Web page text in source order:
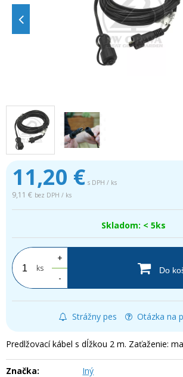
11,20 € s DPH / ks
9,11 € bez DPH / ks
Skladom: < 5ks
ks
+
-
Do
Strážny pes Otázka na
Predlžovací kábel s dĺžkou 2 m. Zaťaženie:
Značka:
Iný